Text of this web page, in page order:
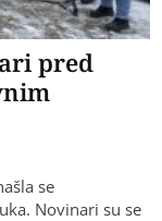
pred
se
Novinari su se